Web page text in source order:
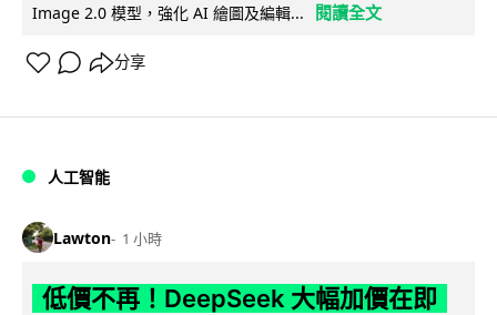
Image 2.0 模型，強化 AI 繪圖及編輯...
閱讀全文
分享
人工智能
Lawton 1 小時
低價不再！DeepSeek 大幅加價在即